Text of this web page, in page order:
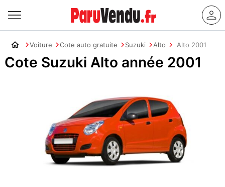
Voiture Cote auto gratuite Suzuki Alto Alto 2001
Cote Suzuki Alto année 2001